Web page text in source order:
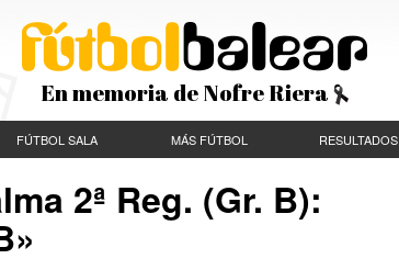
En memoria de Nofre Riera
FÚTBOL SALA MÁS FÚTBOL RESULTADOS
2ª Reg. (Gr. B):